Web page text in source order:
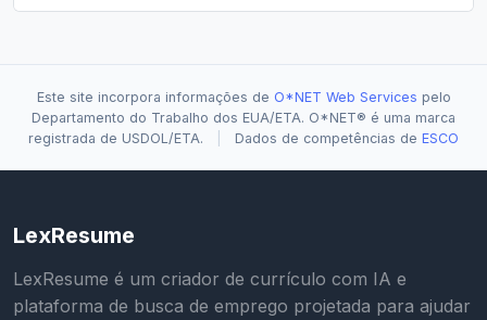
Este site incorpora informações de O*NET Web Services pelo
Departamento do Trabalho dos EUA/ETA. O*NET® é uma marca
registrada de USDOL/ETA.
Dados de competências de ESCO
LexResume
LexResume é um criador de currículo com IA e
plataforma de busca de emprego projetada para ajudar